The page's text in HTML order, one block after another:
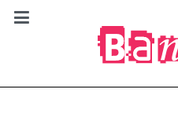
Banzai
Alquiler de